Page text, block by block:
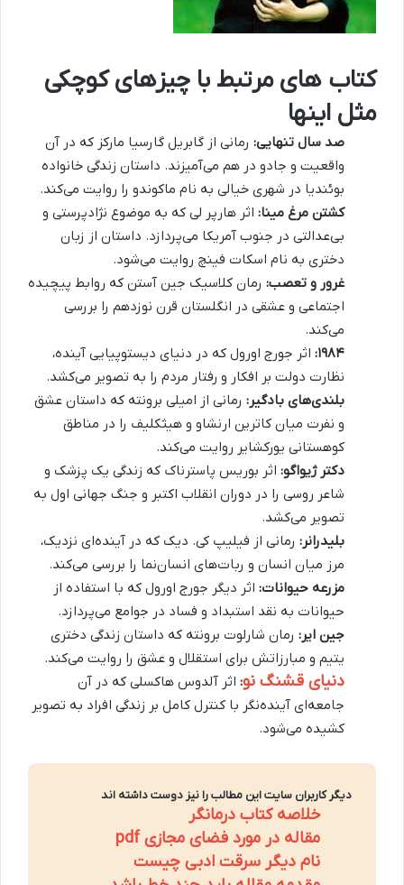
کتاب های مرتبط با چیزهای کوچکی
مثل اینها
صد سال تنهایی: رمانی از گابریل گارسیا مارکز که در آن
واقعیت و جادو در هم می‌آمیزند. داستان زندگی خانواده
بوئندیا در شهری خیالی به نام ماکوندو را روایت می‌کند.
کشتن مرغ مینا: اثر هارپر لی که به موضوع نژادپرستی و
بی‌عدالتی در جنوب آمریکا می‌پردازد. داستان از زبان
دختری به نام اسکات فینچ روایت می‌شود.
غرور و تعصب: رمان کلاسیک جین آستن که روابط پیچیده
اجتماعی و عشقی در انگلستان قرن نوزدهم را بررسی
می‌کند.
۱۹۸۴: اثر جورج اورول که در دنیای دیستوپیایی آینده،
نظارت دولت بر افکار و رفتار مردم را به تصویر می‌کشد.
بلندی‌های بادگیر: رمانی از امیلی برونته که داستان عشق
و نفرت میان کاترین ارنشاو و هیثکلیف را در مناطق
کوهستانی یورکشایر روایت می‌کند.
دکتر ژیواگو: اثر بوریس پاسترناک که زندگی یک پزشک و
شاعر روسی را در دوران انقلاب اکتبر و جنگ جهانی اول به
تصویر می‌کشد.
بلیدرانر: رمانی از فیلیپ کی. دیک که در آینده‌ای نزدیک،
مرز میان انسان و ربات‌های انسان‌نما را بررسی می‌کند.
مزرعه حیوانات: اثر دیگر جورج اورول که با استفاده از
حیوانات به نقد استبداد و فساد در جوامع می‌پردازد.
جین ایر: رمان شارلوت برونته که داستان زندگی دختری
یتیم و مبارزاتش برای استقلال و عشق را روایت می‌کند.
دنیای قشنگ نو: اثر آلدوس هاکسلی که در آن
جامعه‌ای آینده‌نگر با کنترل کامل بر زندگی افراد به تصویر
کشیده می‌شود.
دیگر کاربران سایت این مطالب را نیز دوست داشته اند
خلاصه کتاب درمانگر
مقاله در مورد فضای مجازی pdf
نام دیگر سرقت ادبی چیست